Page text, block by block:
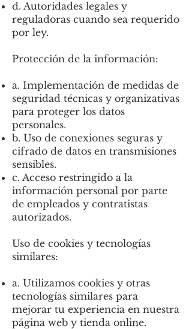
d. Autoridades legales y
reguladoras cuando sea requerido
por ley.
Protección de la información:
a. Implementación de medidas de
seguridad técnicas y organizativas
para proteger los datos
personales.
b. Uso de conexiones seguras y
cifrado de datos en transmisiones
sensibles.
c. Acceso restringido a la
información personal por parte
de empleados y contratistas
autorizados.
Uso de cookies y tecnologías
similares:
a. Utilizamos cookies y otras
tecnologías similares para
mejorar tu experiencia en nuestra
página web y tienda online.